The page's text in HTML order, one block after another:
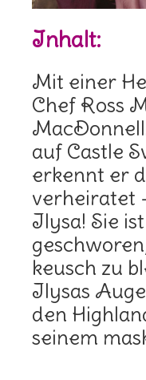
Inhalt:
Mit einer
Chef Ross
auf Castle
erkennt er
verheiratet
Ilysa! Sie
keusch zu
Ilysas
den
seinem